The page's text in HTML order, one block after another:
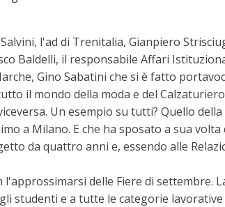
l'ad di Trenitalia, Gianpiero
Baldelli, il responsabile Affari
Gino Sabatini che si è fatto
il mondo della moda e del
Un esempio su tutti? Quello
a Milano. E che ha sposato a sua
da quattro anni e, essendo alle
delle Fiere di settembre.
studenti e a tutte le categorie